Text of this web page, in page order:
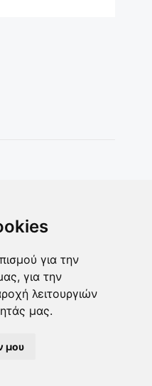
για την
για την
λειτουργιών
μας.
μου